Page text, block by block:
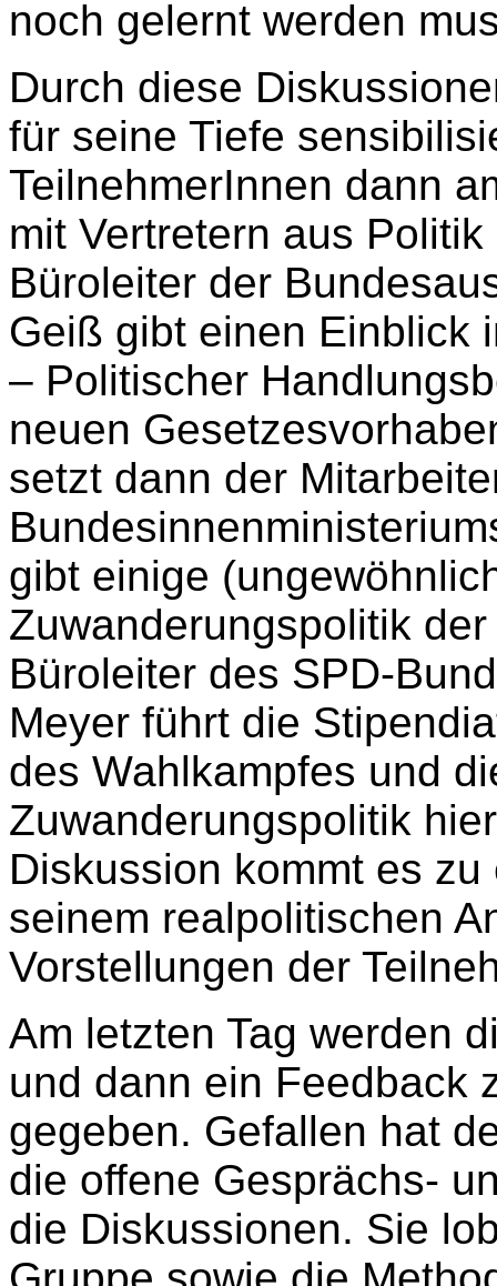
noch gelernt werden
Durch diese
für seine Tiefe
TeilnehmerInnen dann
mit Vertretern aus
Büroleiter der
Geiß gibt einen Einblick
– Politischer
neuen
setzt dann der
gibt einige
Zuwanderungspolitik
Büroleiter des SPD-
Meyer führt die
des Wahlkampfes und
Zuwanderungspolitik
Diskussion kommt es
seinem realpolitischen
Vorstellungen der
Am letzten Tag werden
und dann ein Feedback
gegeben. Gefallen hat
die offene Gesprächs-
die Diskussionen. Sie